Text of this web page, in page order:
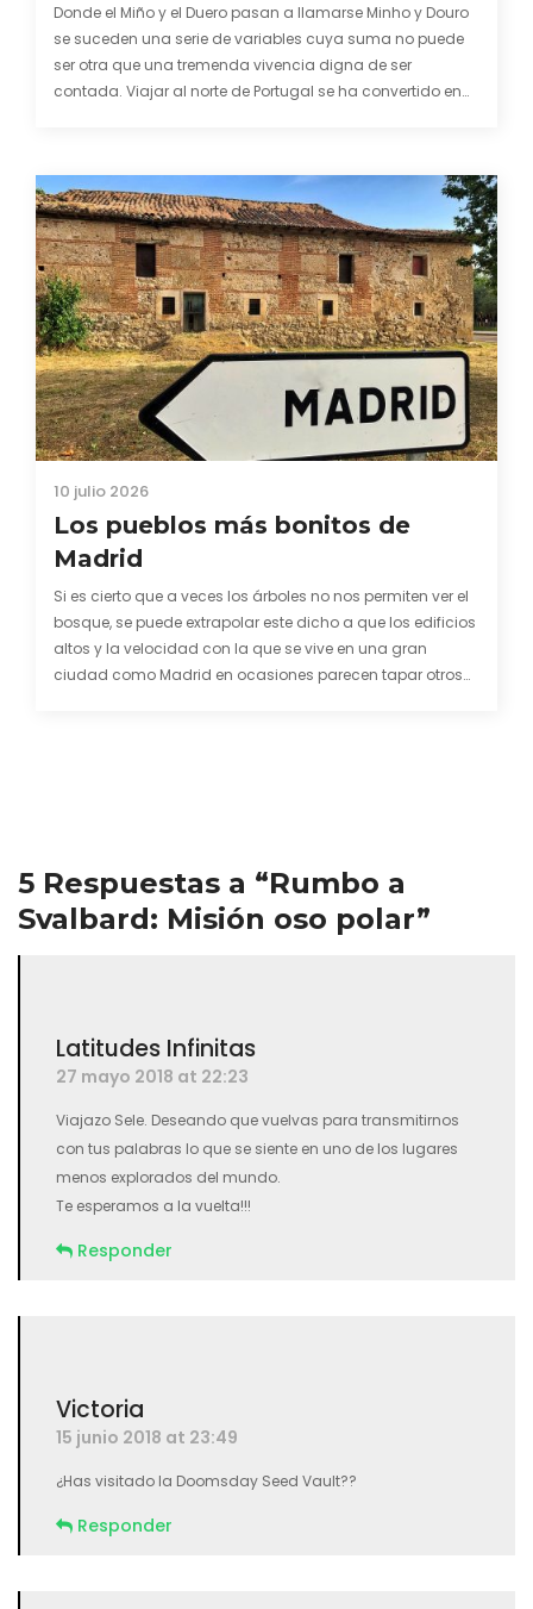
¿Has visitado la Doomsday Seed Vault??
Responder
Sele
3 julio 2018 at 9:59
Que va, no la vi. No me quedó tiempo…
Responder
Jesus
7 octubre 2020 at 13:24
No se puede visitar….a dia de hoy parece que quieren
hacer como una casa de visitantes para mostrar un
poco qué es lo que hay allí. Es un búnker ahora mismo al
que ni siquiera puedes ir por tu cuenta, a menos que te
arriegues a que un primo del oso Yogi te meta un bocado
oso polar – Nicolás Veracierta dice:
27 mayo 2018 a las 13:23
[…] entrada Rumbo a Svalbard: Misión oso polar aparece
Deja un comentario
este navegador para la próxima vez que comente.